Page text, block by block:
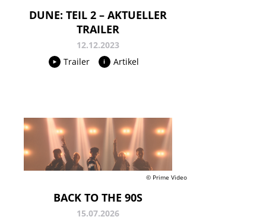
DUNE: TEIL 2 – AKTUELLER
TRAILER
12.12.2023
Trailer
Artikel
© Prime Video
BACK TO THE 90S
15.07.2026